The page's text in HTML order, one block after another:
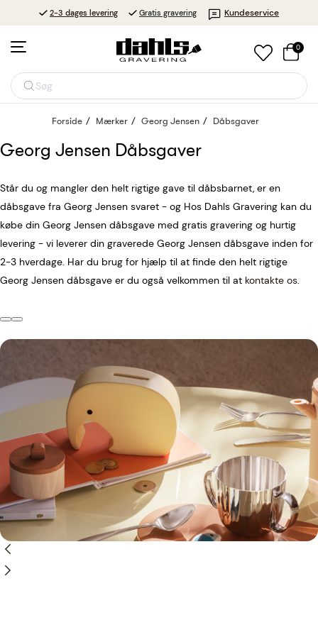
2-3 dages levering Gratis gravering Kundeservice
Søg
0
Forside Mærker Georg Jensen Dåbsgaver
Georg Jensen Dåbsgaver
Står du og mangler den helt rigtige gave til dåbsbarnet, er en
dåbsgave fra Georg Jensen svaret - og Hos Dahls Gravering kan du
købe din Georg Jensen dåbsgave med gratis gravering og hurtig
levering - vi leverer din graverede Georg Jensen dåbsgave inden for
2-3 hverdage. Har du brug for hjælp til at finde den helt rigtige
Georg Jensen dåbsgave er du også velkommen til at kontakte os.